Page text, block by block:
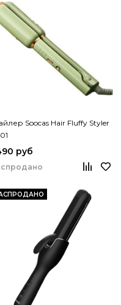
Soocas Hair Fluffy Styler
руб